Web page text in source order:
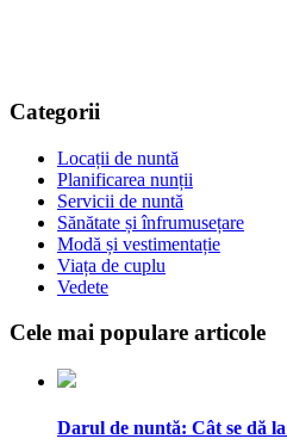
Categorii
Locații de nuntă
Planificarea nunții
Servicii de nuntă
Sănătate și înfrumusețare
Modă și vestimentație
Viața de cuplu
Vedete
Cele mai populare articole
Darul de nuntă: Cât se dă